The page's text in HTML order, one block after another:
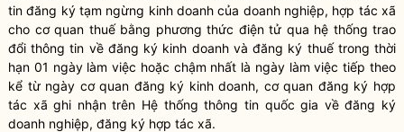
tin đăng ký tạm ngừng kinh doanh của doanh nghiệp, hợp tác xã
cho cơ quan thuếbằng phương thức điện tử qua hệ thống trao
đổi thông tin về đăng ký kinh doanhvà đăng ký thuếtrong thời
hạn 01 ngày làm việc hoặc chậm nhất là ngày làm việc tiếp theo
kể từ ngày cơ quan đăng ký kinh doanh, cơ quan đăng ký hợp
tác xã ghi nhận trên Hệ thống thông tin quốc gia về đăng ký
doanh nghiệp, đăng ký hợp tác xã.